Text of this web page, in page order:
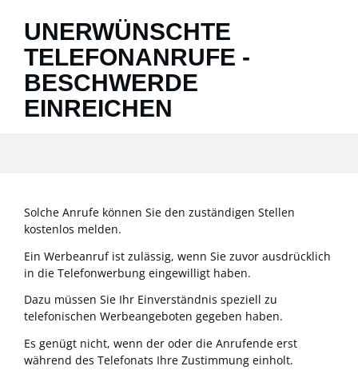
UNERWÜNSCHTE
TELEFONANRUFE -
BESCHWERDE
EINREICHEN
Solche Anrufe können Sie den zuständigen Stellen
kostenlos melden.
Ein Werbeanruf ist zulässig, wenn Sie zuvor ausdrücklich
in die Telefonwerbung eingewilligt haben.
Dazu müssen Sie Ihr Einverständnis speziell zu
telefonischen Werbeangeboten gegeben haben.
Es genügt nicht, wenn der oder die Anrufende erst
während des Telefonats Ihre Zustimmung einholt.